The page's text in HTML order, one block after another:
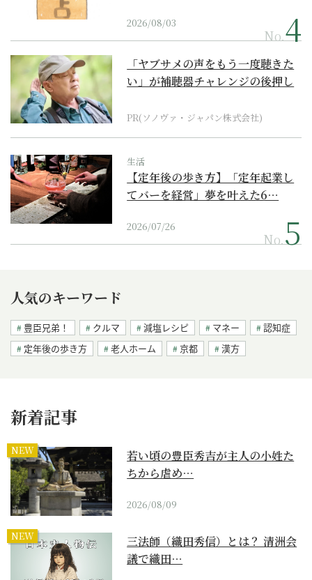
2026/08/03
No.
「ヤブサメの声をもう一度聴きた
い」が補聴器チャレンジの後押し
PR(ソノヴァ・ジャパン株式会社)
生活
【定年後の歩き方】「定年起業し
てバーを経営」夢を叶えた6…
2026/07/26
No.
人気のキーワード
豊臣兄弟！ クルマ 減塩レシピ マネー
認知症
定年後の歩き方
老人ホーム 京都 漢方
新着記事
NEW
若い頃の豊臣秀吉が主人の小姓た
ちから虐め…
2026/08/09
NEW
三法師（織田秀信）とは？ 清洲会
議で織田…